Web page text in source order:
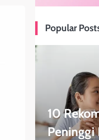
Popular
10
Peninggi